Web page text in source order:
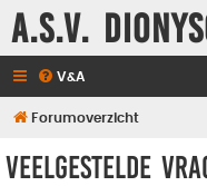
A.S.V.
V&A
Forumoverzicht
Veelgestelde